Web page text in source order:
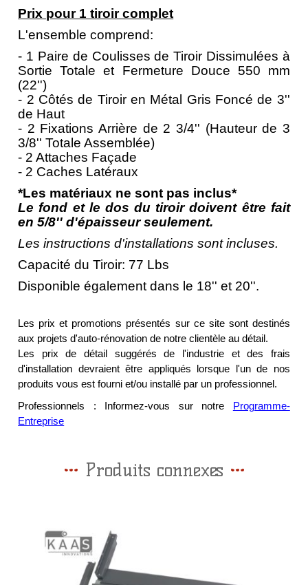
Prix pour 1 tiroir complet
L'ensemble comprend:
- 1 Paire de Coulisses de Tiroir Dissimulées à
Sortie Totale et Fermeture Douce 550 mm
(22'')
- 2 Côtés de Tiroir en Métal Gris Foncé de 3''
de Haut
- 2 Fixations Arrière de 2 3/4'' (Hauteur de 3
3/8'' Totale Assemblée)
- 2 Attaches Façade
- 2 Caches Latéraux
*Les matériaux ne sont pas inclus*
Le fond et le dos du tiroir doivent être fait
en 5/8'' d'épaisseur seulement.
Les instructions d'installations sont incluses.
Capacité du Tiroir: 77 Lbs
Disponible également dans le 18'' et 20''.
Les prix et promotions présentés sur ce site sont destinés
aux projets d'auto-rénovation de notre clientèle au détail.
Les prix de détail suggérés de l'industrie et des frais
d'installation devraient être appliqués lorsque l'un de nos
produits vous est fourni et/ou installé par un professionnel.
Professionnels : Informez-vous sur notre Programme-
Entreprise
Produits connexes